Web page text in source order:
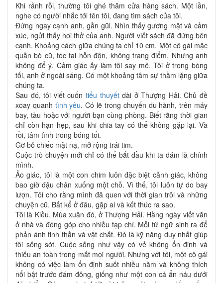
Khi rảnh rỗi, thường tôi ghé thăm cửa hàng sách. Một lần,
nghe có người nhắc tới tên tôi, đang tìm sách của tôi.
Đứng ngay cạnh anh, gần gũi. Nhìn thấy gương mặt và cảm
xúc, ngửi thấy hơi thở của anh. Người viết sách đã đứng bên
cạnh. Khoảng cách giữa chúng ta chỉ 10 cm. Một cô gái mặc
quần bò cũ, tóc tai hỗn độn, không trang điểm. Nhưng anh
không để ý. Cảm giác ấy làm tôi say mê. Tôi ở trong bóng
tối, anh ở ngoài sáng. Có một khoảng tâm sự thầm lặng giữa
chúng ta.
Sau đó, tôi viết cuốn tiểu thuyếtdài ở Thượng Hải. Chủ đề
xoay quanh tình yêu. Có lẽ trong chuyến du hành, trên máy
bay, tàu hoặc với người bạn cùng phòng. Biết rằng thời gian
chỉ còn hạn hẹp, sau khi chia tay có thể không gặp lại. Và
rồi, tâm tình trong bóng tối.
Gỡ bỏ chiếc mặt nạ, mở rộng trái tim.
Cuộc trò chuyện mới chỉ có thể bắt đầu khi ta dám là chính
mình.
Ảo giác, tôi là một con chim luôn đặc biệt cảnh giác, không
bao giờ đậu chân xuống một chỗ. Vì thế, tôi luôn tự do bay
lượn. Tôi cho rằng mình đã quen với thời gian trôi và những
chuyện cũ. Bất kể ở đâu, gặp ai và kết thúc ra sao.
Tôi là Kiều. Mùa xuân đó, ở Thượng Hải. Hằng ngày viết văn
ở nhà và đóng góp cho nhiều tạp chí. Mỗi từ ngữ sinh ra để
phản ánh tinh thần và vật chất. Đó là kỹ năng duy nhất giúp
tôi sống sót. Cuộc sống như vậy có vẻ không ổn định và
thiếu an toàn trong mắt mọi người. Nhưng với tôi, một cô gái
không có việc làm ổn định suốt nhiều năm và không thích
nổi bật trước đám đông, giống như một con cá ẩn náu dưới